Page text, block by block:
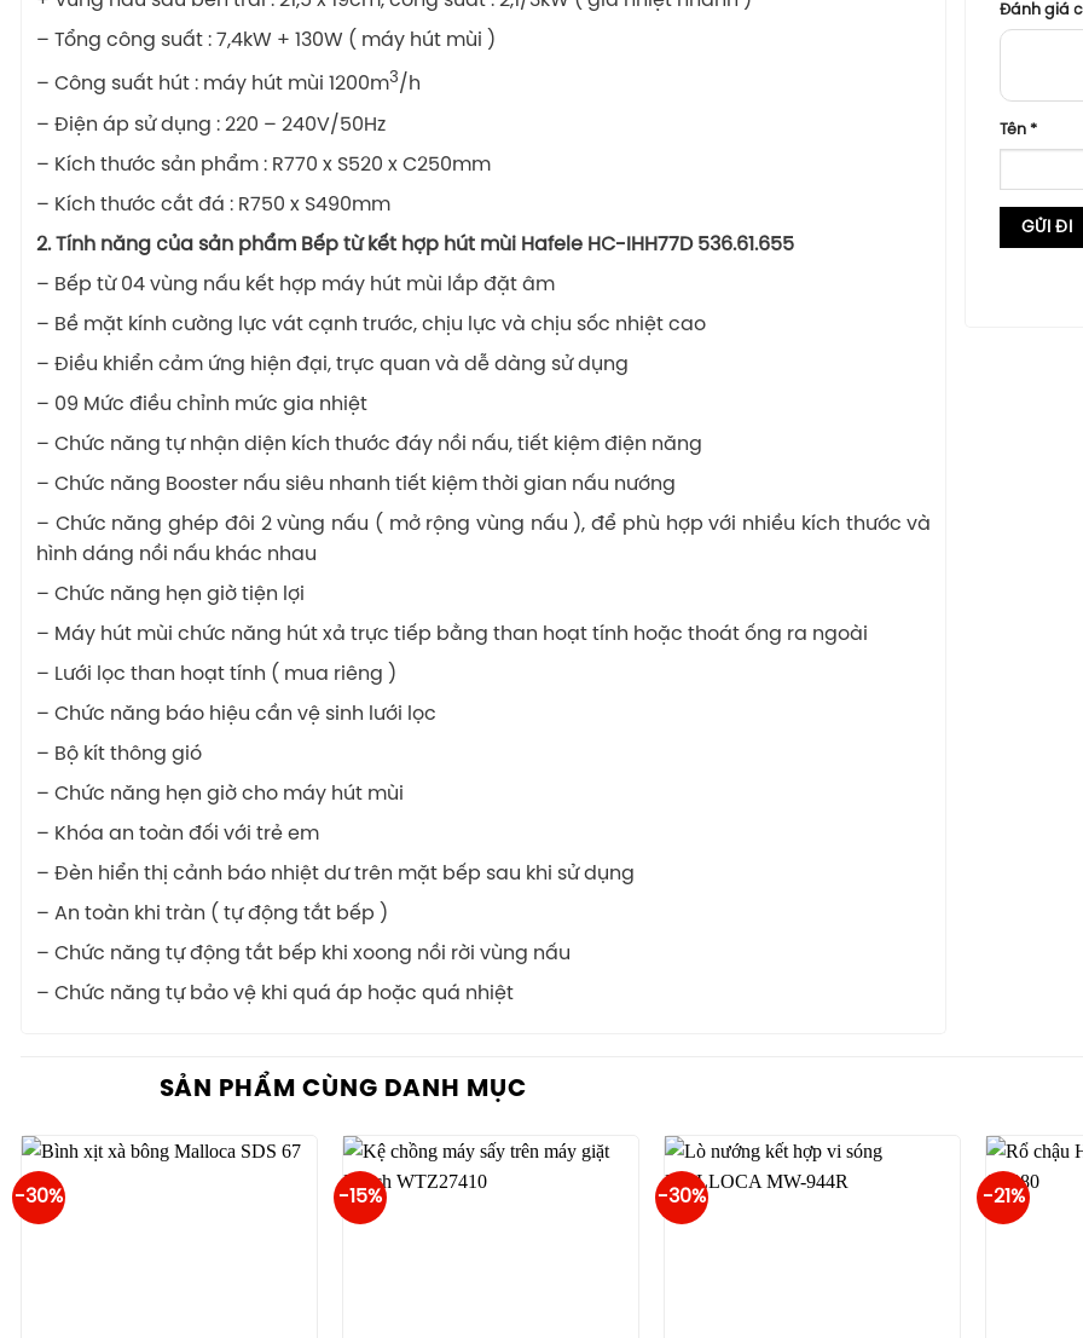
– Tổng công suất : 7,4kW + 130W ( máy hút mùi )
– Công suất hút : máy hút mùi 1200m3/h
– Điện áp sử dụng : 220 – 240V/50Hz
– Kích thước sản phẩm : R770 x S520 x C250mm
– Kích thước cắt đá : R750 x S490mm
2. Tính năng của sản phẩm Bếp từ kết hợp hút mùi Hafele HC-IHH77D 536.61.655
– Bếp từ 04 vùng nấu kết hợp máy hút mùi lắp đặt âm
– Bề mặt kính cường lực vát cạnh trước, chịu lực và chịu sốc nhiệt cao
– Điều khiển cảm ứng hiện đại, trực quan và dễ dàng sử dụng
– 09 Mức điều chỉnh mức gia nhiệt
– Chức năng tự nhận diện kích thước đáy nồi nấu, tiết kiệm điện năng
– Chức năng Booster nấu siêu nhanh tiết kiệm thời gian nấu nướng
– Chức năng ghép đôi 2 vùng nấu ( mở rộng vùng nấu ), để phù hợp với nhiều kích thước và
hình dáng nồi nấu khác nhau
– Chức năng hẹn giờ tiện lợi
– Máy hút mùi chức năng hút xả trực tiếp bằng than hoạt tính hoặc thoát ống ra ngoài
– Lưới lọc than hoạt tính ( mua riêng )
– Chức năng báo hiệu cần vệ sinh lưới lọc
– Bộ kít thông gió
– Chức năng hẹn giờ cho máy hút mùi
– Khóa an toàn đối với trẻ em
– Đèn hiển thị cảnh báo nhiệt dư trên mặt bếp sau khi sử dụng
– An toàn khi tràn ( tự động tắt bếp )
– Chức năng tự động tắt bếp khi xoong nồi rời vùng nấu
– Chức năng tự bảo vệ khi quá áp hoặc quá nhiệt
Đánh giá
Tên*
SẢN PHẨM CÙNG DANH MỤC
-30% -15% -30% -21%